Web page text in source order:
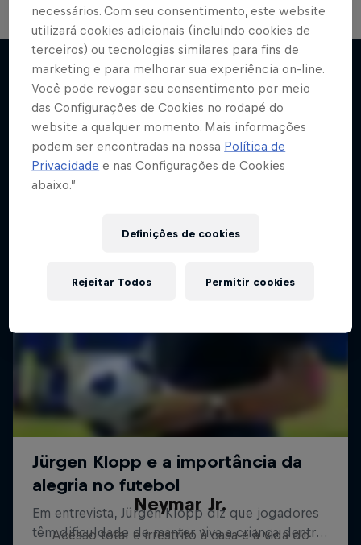
Mais
Jeder.Mann
A primeira Champions do Red Bull Salzburg (e
do Haaland)
Neymar Jr.
Acesso total e irrestrito à casa e à vida do
necessários. Com seu consentimento, este website
utilizará cookies adicionais (incluindo cookies de
terceiros) ou tecnologias similares para fins de
marketing e para melhorar sua experiência on-line.
Você pode revogar seu consentimento por meio
das Configurações de Cookies no rodapé do
website a qualquer momento. Mais informações
podem ser encontradas na nossa Política de
Privacidade e nas Configurações de Cookies
abaixo.”
Definições de cookies
Rejeitar Todos Permitir cookies